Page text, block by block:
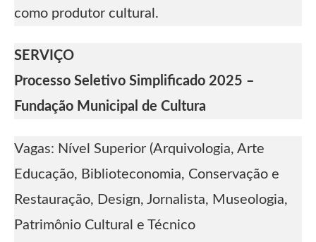
como produtor cultural.
SERVIÇO
Processo Seletivo Simplificado 2025 –
Fundação Municipal de Cultura
Vagas: Nível Superior (Arquivologia, Arte
Educação, Biblioteconomia, Conservação e
Restauração, Design, Jornalista, Museologia,
Patrimônio Cultural e Técnico